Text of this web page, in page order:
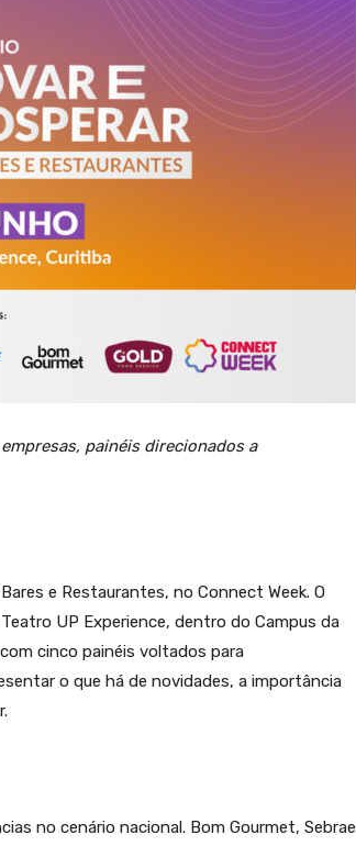
painéis direcionados a
e Restaurantes, no Connect Week. O
UP Experience, dentro do Campus da
cinco painéis voltados para
o que há de novidades, a importância
no cenário nacional. Bom Gourmet, Sebrae